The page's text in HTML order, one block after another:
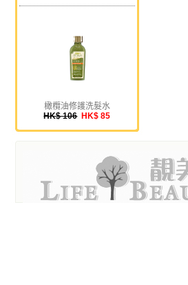
橄欖油修護洗髮水
HK$ 106 HK$ 85